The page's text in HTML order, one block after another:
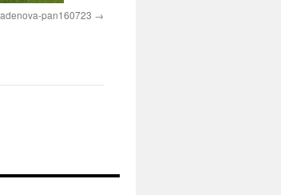
pan160723